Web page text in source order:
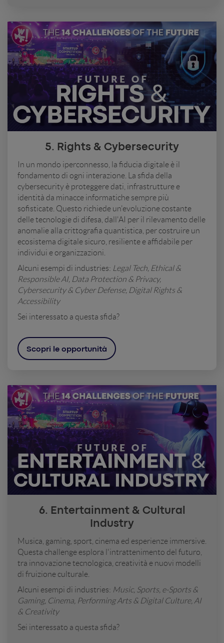
5. Rights & Cybersecurity
In un mondo iperconnesso, la fiducia digitale è il
fondamento di ogni interazione. La sfida della
cybersecurity è proteggere dati, infrastrutture e
identità da minacce informatiche sempre più
sofisticate. Questo richiede un'evoluzione costante
delle tecnologie di difesa, dall'AI per il rilevamento delle
anomalie alla crittografia quantistica, per costruire un
ecosistema digitale sicuro, resiliente e affidabile per
individui e organizzazioni.
Alcuni esempi di industries: Legal Tech, Ethical &
Responsible AI, Data Protection & Privacy,
Cybersecurity & Cyber Defense, Digital Rights &
Accessibility
Sei interessato a questa sfida?
Scopri le opportunità
6. Entertainment & Cultural
Industry
Musica, gaming, sport, cinema ed esperienze immersive.
Questa challenge esplora l'intrattenimento del futuro,
tra innovazione tecnologica, creatività e nuovi modelli
di fruizione culturale.
Alcuni esempi di industries: Music, Sports, e-Sports &
Gaming, Cinema, Performing Arts & Digital Culture, AI
& Creativity
Sei interessato a questa sfida?